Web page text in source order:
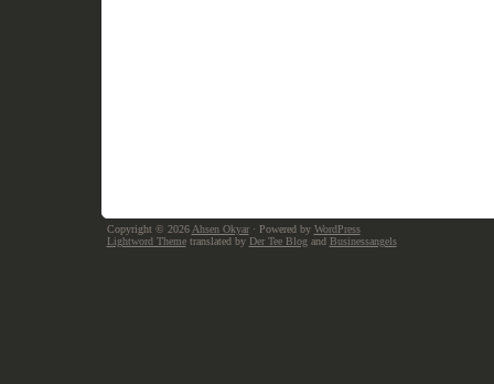
Copyright © 2026 Ahsen Okyar· Powered by WordPress
Lightword Themetranslated by Der Tee Blog and Businessangels